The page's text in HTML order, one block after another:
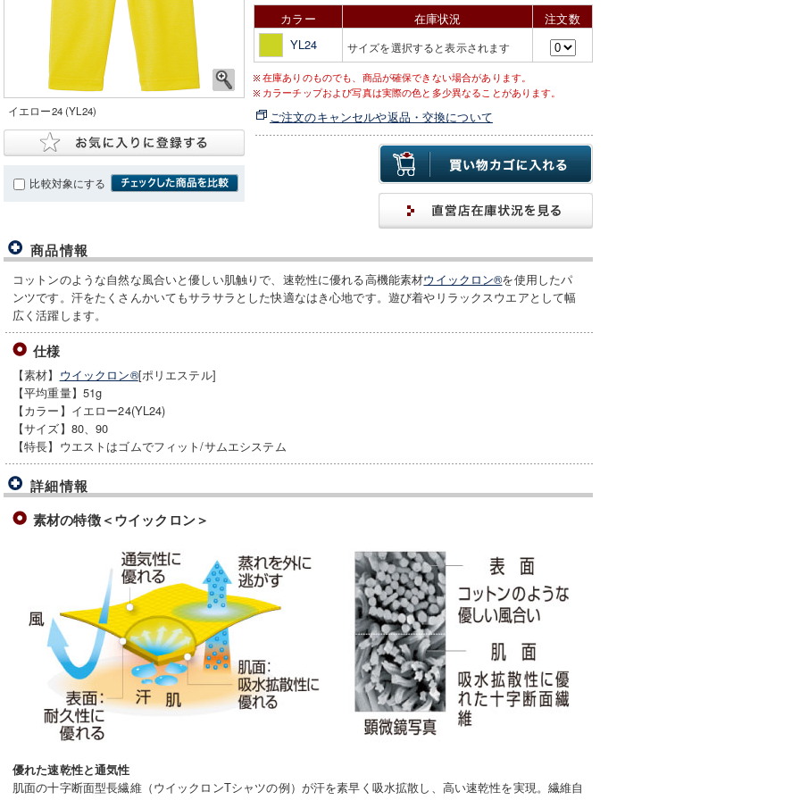
イエロー24 (YL24)
比較対象にする
カラー 在庫状況
注文数
YL24
サイズを選択すると表示されます
在庫ありのものでも、商品が確保できない場合があります。
カラーチップおよび写真は実際の色と多少異なることがあります。
ご注文のキャンセルや返品・交換について
商品情報
コットンのような自然な風合いと優しい肌触りで、速乾性に優れる高機能素材ウイックロン®を使用したパ
ンツです。汗をたくさんかいてもサラサラとした快適なはき心地です。遊び着やリラックスウエアとして幅
広く活躍します。
仕様
【素材】 ウイックロン®[ポリエステル]
【平均重量】51g
【カラー】イエロー24(YL24)
【サイズ】80、90
【特長】ウエストはゴムでフィット/サムエシステム
詳細情報
素材の特徴＜ウイックロン＞
優れた速乾性と通気性
肌面の十字断面型長繊維（ウイックロンTシャツの例）が汗を素早く吸水拡散し、高い速乾性を実現。繊維自